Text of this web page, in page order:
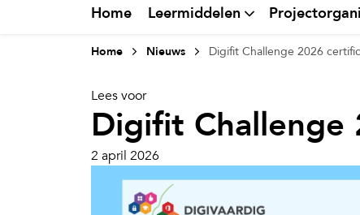
Home Leermiddelen
Home Nieuws Digifit Challenge 2026
Lees voor
Digifit
2 april 2026